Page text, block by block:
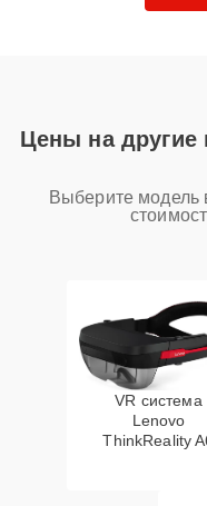
Цены на
Выберите модель
VR система
Lenovo
ThinkReality